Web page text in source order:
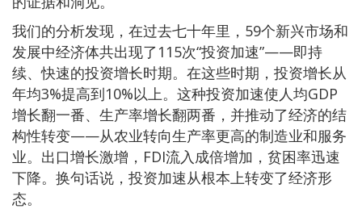
我们的分析发现，在过去七十年里，59个新兴市场和
发展中经济体共出现了115次“投资加速”——即持
续、快速的投资增长时期。在这些时期，投资增长从
年均3%提高到10%以上。这种投资加速使人均GDP
增长翻一番、生产率增长翻两番，并推动了经济的结
构性转变——从农业转向生产率更高的制造业和服务
业。出口增长激增，FDI流入成倍增加，贫困率迅速
下降。换句话说，投资加速从根本上转变了经济形
态。